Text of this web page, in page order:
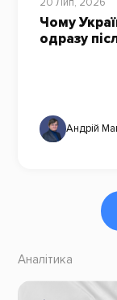
Чому
одразу
Андрій
Аналітика